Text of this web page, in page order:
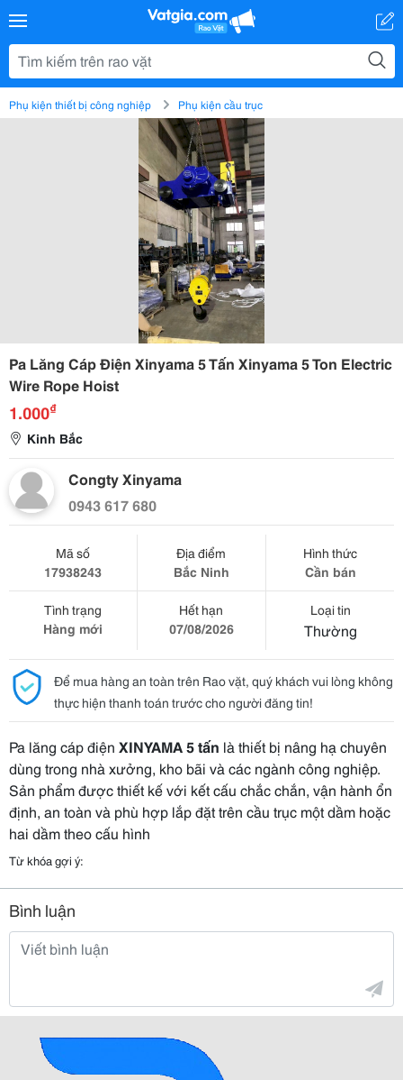
Phụ kiện thiết bị công nghiệp Phụ kiện cầu trục
Pa Lăng Cáp Điện Xinyama 5 Tấn Xinyama 5 Ton Electric
Wire Rope Hoist
1.000₫
Kinh Bắc
Congty Xinyama
0943 617 680
Mã số
17938243
Địa điểm
Bắc Ninh
Hình thức
Cần bán
Tình trạng
Hàng mới
Hết hạn
07/08/2026
Loại tin
Thường
Để mua hàng an toàn trên Rao vặt, quý khách vui lòng không
thực hiện thanh toán trước cho người đăng tin!
Pa lăng cáp điện XINYAMA 5 tấn là thiết bị nâng hạ chuyên
dùng trong nhà xưởng, kho bãi và các ngành công nghiệp.
Sản phẩm được thiết kế với kết cấu chắc chắn, vận hành ổn
định, an toàn và phù hợp lắp đặt trên cầu trục một dầm hoặc
hai dầm theo cấu hình
Từ khóa gợi ý:
Bình luận